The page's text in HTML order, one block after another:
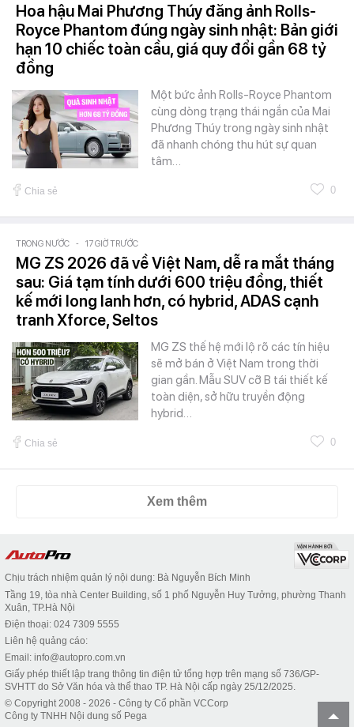
Hoa hậu Mai Phương Thúy đăng ảnh Rolls-
Royce Phantom đúng ngày sinh nhật: Bản giới
hạn 10 chiếc toàn cầu, giá quy đổi gần 68 tỷ
đồng
Một bức ảnh Rolls-Royce Phantom
cùng dòng trạng thái ngắn của Mai
Phương Thúy trong ngày sinh nhật
đã nhanh chóng thu hút sự quan
tâm…
Chia sẻ 0
TRONG NƯỚC - 17 GIỜ TRƯỚC
MG ZS 2026 đã về Việt Nam, dễ ra mắt tháng
sau: Giá tạm tính dưới 600 triệu đồng, thiết
kế mới long lanh hơn, có hybrid, ADAS cạnh
tranh Xforce, Seltos
MG ZS thế hệ mới lộ rõ các tín hiệu
sẽ mở bán ở Việt Nam trong thời
gian gần. Mẫu SUV cỡ B tái thiết kế
toàn diện, sở hữu truyền động
hybrid…
Chia sẻ 0
Xem thêm
Chịu trách nhiệm quản lý nội dung: Bà Nguyễn Bích Minh
Tầng 19, tòa nhà Center Building, số 1 phố Nguyễn Huy Tưởng, phường Thanh
Xuân, TP.Hà Nội
Điện thoại: 024 7309 5555
Liên hệ quảng cáo:
Email: info@autopro.com.vn
Giấy phép thiết lập trang thông tin điện tử tổng hợp trên mạng số 736/GP-
SVHTT do Sở Văn hóa và thể thao TP. Hà Nội cấp ngày 25/12/2025.
© Copyright 2008 - 2026 - Công ty Cổ phần VCCorp
Công ty TNHH Nội dung số Pega